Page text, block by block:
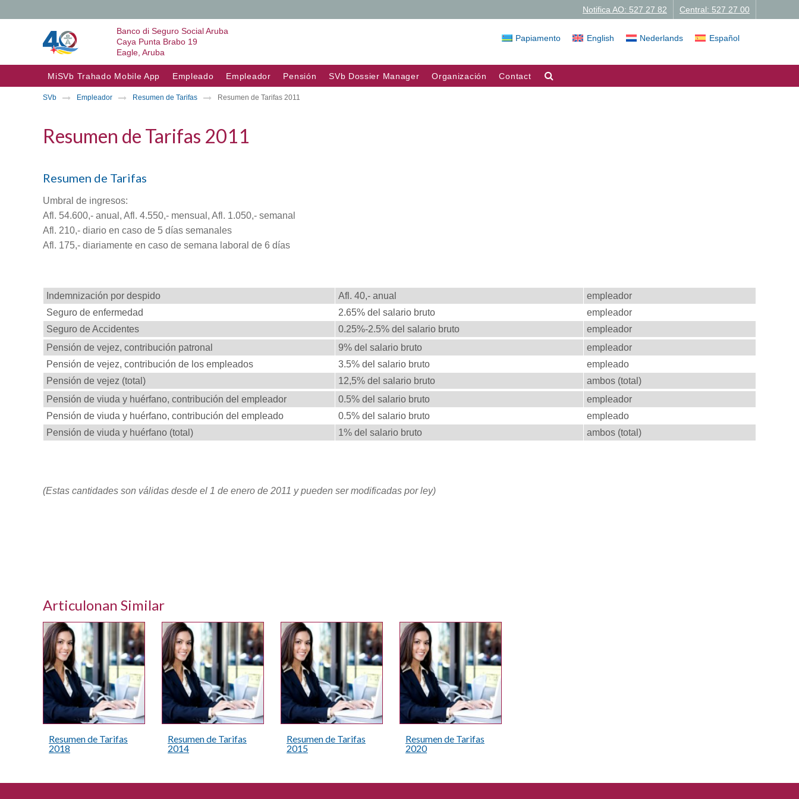
Notifica AO: 527 27 82 Central: 527 27 00
Papiamento English Nederlands Español
Banco di Seguro Social Aruba
Caya Punta Brabo 19
Eagle, Aruba
Skip to content
MiSVb Trahado Mobile App Empleado Empleador Pensión SVb Dossier Manager Organización Contact
SVb Empleador Resumen de Tarifas Resumen de Tarifas 2011
Resumen de Tarifas 2011
Resumen de Tarifas
Umbral de ingresos:
Afl. 54.600,- anual, Afl. 4.550,- mensual, Afl. 1.050,- semanal
Afl. 210,- diario en caso de 5 días semanales
Afl. 175,- diariamente en caso de semana laboral de 6 días
Indemnización por despido Afl. 40,- anual
empleador
Seguro de enfermedad
2.65% del salario bruto
empleador
Seguro de Accidentes
0.25%-2.5% del salario bruto
empleador
Pensión de vejez, contribución patronal
9% del salario bruto
empleador
Pensión de vejez, contribución de los empleados
3.5% del salario bruto
empleado
Pensión de vejez (total)
12,5% del salario bruto
ambos (total)
Pensión de viuda y huérfano, contribución del empleador
0.5% del salario bruto
empleador
Pensión de viuda y huérfano, contribución del empleado
0.5% del salario bruto
empleado
Pensión de viuda y huérfano (total)
1% del salario bruto ambos (total)
(Estas cantidades son válidas desde el 1 de enero de 2011 y pueden ser modificadas por ley)
Articulonan Similar
Resumen de Tarifas
2018
Resumen de Tarifas
2014
Resumen de Tarifas
2015
Resumen de Tarifas
2020